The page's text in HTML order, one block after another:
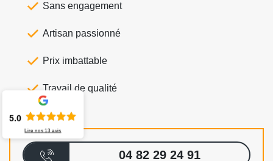
Sans engagement
Artisan passionné
Prix imbattable
Travail de qualité
04 82 29 24 91
5.0
Lire nos13 avis